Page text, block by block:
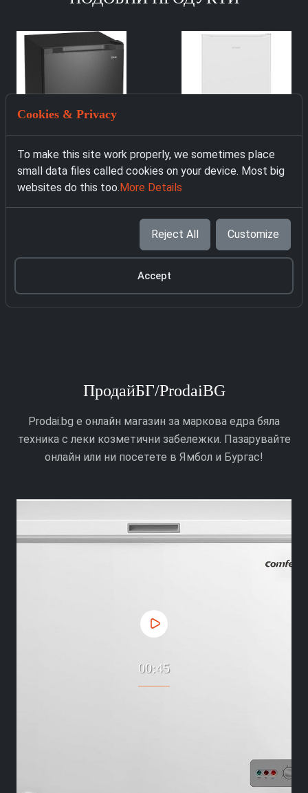
4637 Фризер CHIQ
259.00 € with VAT
5118 Фризер
BomannGS 7340
ПродайБГ/ProdaiBG
Prodai.bg е онлайн магазин за маркова едра бяла
техника с леки козметични забележки. Пазарувайте
онлайн или ни посетете в Ямбол и Бургас!
00:45
Cookies & Privacy
To make this site work properly, we sometimes place
small data files called cookies on your device. Most big
websites do this too.More Details
Reject All Customize
Accept